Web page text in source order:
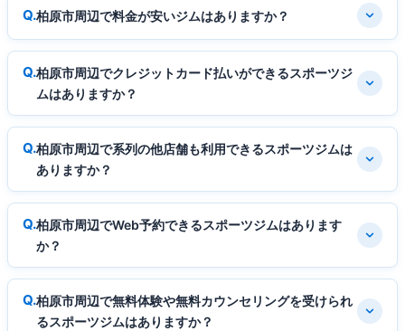
柏原市周辺で料金が安いジムはありますか？
柏原市周辺でクレジットカード払いができるスポーツジ
ムはありますか？
柏原市周辺で系列の他店舗も利用できるスポーツジムは
ありますか？
柏原市周辺でWeb予約できるスポーツジムはあります
か？
柏原市周辺で無料体験や無料カウンセリングを受けられ
るスポーツジムはありますか？